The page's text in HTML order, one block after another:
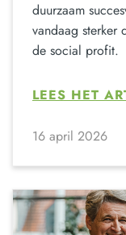
duurzaam
vandaag sterker
de social profit.
LEES HET
16 april 2026